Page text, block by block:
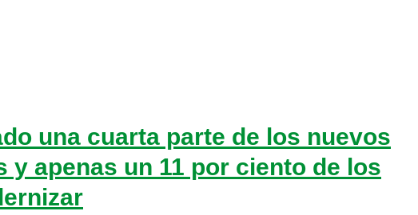
una cuarta parte de los nuevos
y apenas un 11 por ciento de los